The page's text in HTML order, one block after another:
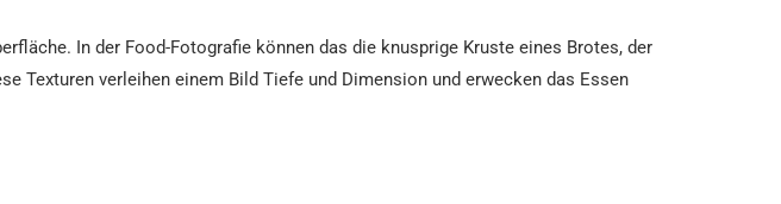
In der Food-Fotografie können das die knusprige Kruste eines Brotes, der
Texturen verleihen einem Bild Tiefe und Dimension und erwecken das Essen